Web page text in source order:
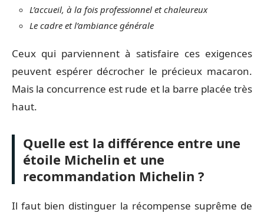
L’accueil, à la fois professionnel et chaleureux
Le cadre et l’ambiance générale
Ceux qui parviennent à satisfaire ces exigences
peuvent espérer décrocher le précieux macaron.
Mais la concurrence est rude et la barre placée très
haut.
Quelle est la différence entre une
étoile Michelin et une
recommandation Michelin ?
Il faut bien distinguer la récompense suprême de